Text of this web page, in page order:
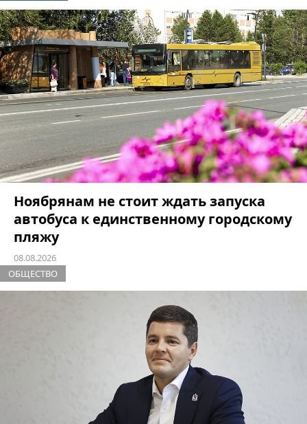
Ноябрянам не стоит ждать запуска
автобуса к единственному городскому
пляжу
08.08.2026
ОБЩЕСТВО